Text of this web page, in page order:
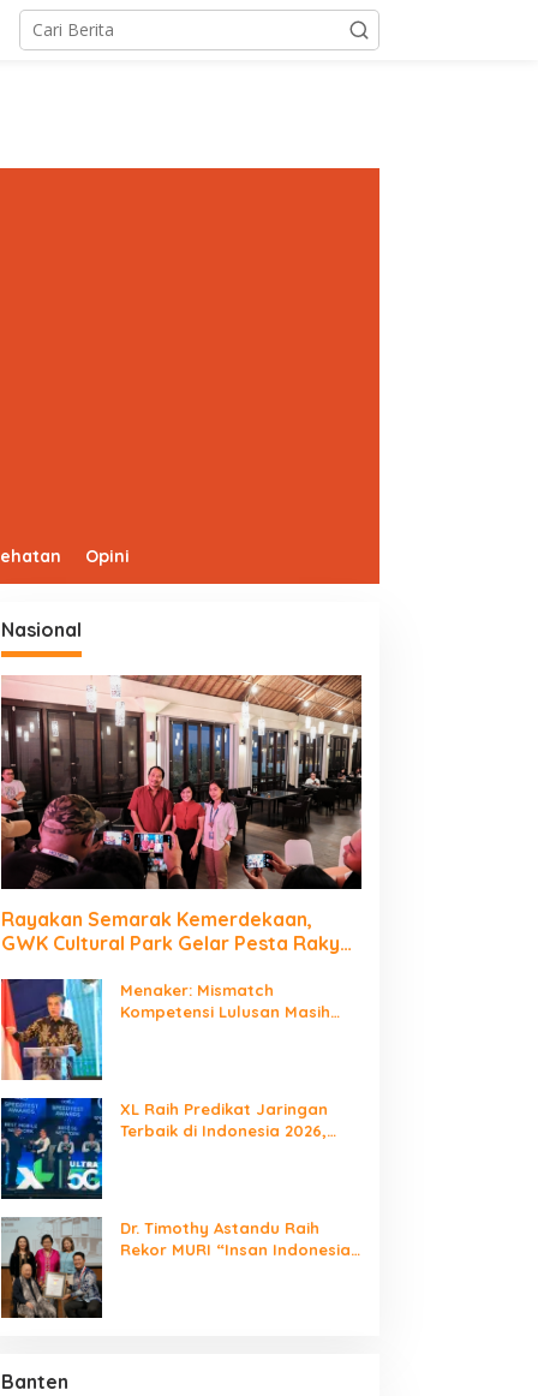
Opini
Nasional
Rayakan Semarak Kemerdekaan,
GWK Cultural Park Gelar Pesta Rakyat
Menaker: Mismatch
Kompetensi Lulusan Masih
XL Raih Predikat Jaringan
Terbaik di Indonesia 2026,
Dr. Timothy Astandu Raih
Rekor MURI “Insan Indonesia
Banten